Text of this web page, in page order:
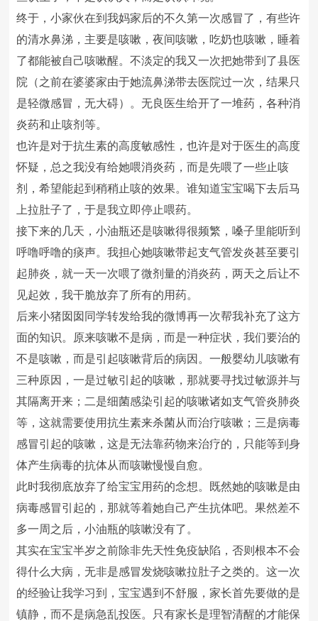
终于，小家伙在到我妈家后的不久第一次感冒了，有些许
的清水鼻涕，主要是咳嗽，夜间咳嗽，吃奶也咳嗽，睡着
了都能被自己咳嗽醒。不淡定的我又一次把她带到了县医
院（之前在婆婆家由于她流鼻涕带去医院过一次，结果只
是轻微感冒，无大碍）。无良医生给开了一堆药，各种消
炎药和止咳剂等。
也许是对于抗生素的高度敏感性，也许是对于医生的高度
怀疑，总之我没有给她喂消炎药，而是先喂了一些止咳
剂，希望能起到稍稍止咳的效果。谁知道宝宝喝下去后马
上拉肚子了，于是我立即停止喂药。
接下来的几天，小油瓶还是咳嗽得很频繁，嗓子里能听到
呼噜呼噜的痰声。我担心她咳嗽带起支气管发炎甚至要引
起肺炎，就一天一次喂了微剂量的消炎药，两天之后让不
见起效，我干脆放弃了所有的用药。
后来小猪囡囡同学转发给我的微博再一次帮我补充了这方
面的知识。原来咳嗽不是病，而是一种症状，我们要治的
不是咳嗽，而是引起咳嗽背后的病因。一般婴幼儿咳嗽有
三种原因，一是过敏引起的咳嗽，那就要寻找过敏源并与
其隔离开来；二是细菌感染引起的咳嗽诸如支气管炎肺炎
等，这就需要使用抗生素来杀菌从而治疗咳嗽；三是病毒
感冒引起的咳嗽，这是无法靠药物来治疗的，只能等到身
体产生病毒的抗体从而咳嗽慢慢自愈。
此时我彻底放弃了给宝宝用药的念想。既然她的咳嗽是由
病毒感冒引起的，那就等着她自己产生抗体吧。果然差不
多一周之后，小油瓶的咳嗽没有了。
其实在宝宝半岁之前除非先天性免疫缺陷，否则根本不会
得什么大病，无非是感冒发烧咳嗽拉肚子之类的。这一次
的经验让我学习到，宝宝遇到不舒服，家长首先要做的是
镇静，而不是病急乱投医。只有家长是理智清醒的才能保